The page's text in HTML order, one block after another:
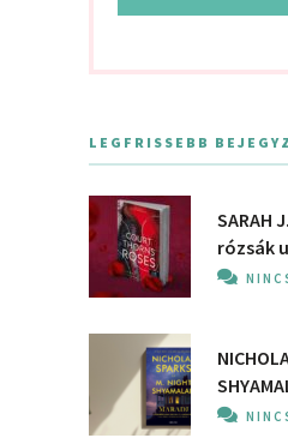
LEGFRISSEBB
SARAH
rózsák